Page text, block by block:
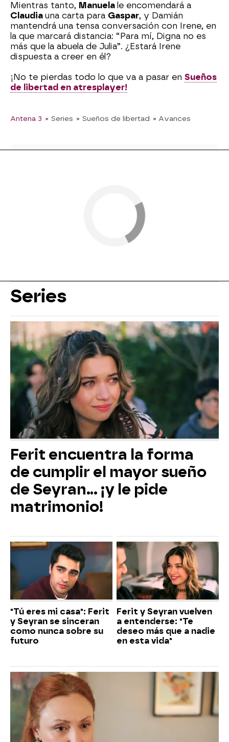
Mientras tanto, Manuela le encomendará a
Claudia una carta para Gaspar, y Damián
mantendrá una tensa conversación con Irene, en
la que marcará distancia: “Para mí, Digna no es
más que la abuela de Julia”. ¿Estará Irene
dispuesta a creer en él?
¡No te pierdas todo lo que va a pasar en Sueños
de libertad en atresplayer!
Antena 3 » Series » Sueños de libertad » Avances
Series
Ferit encuentra la forma
de cumplir el mayor sueño
de Seyran... ¡y le pide
matrimonio!
"Tú eres mi casa": Ferit
y Seyran se sinceran
como nunca sobre su
futuro
Ferit y Seyran vuelven
a entenderse: "Te
deseo más que a nadie
en esta vida"